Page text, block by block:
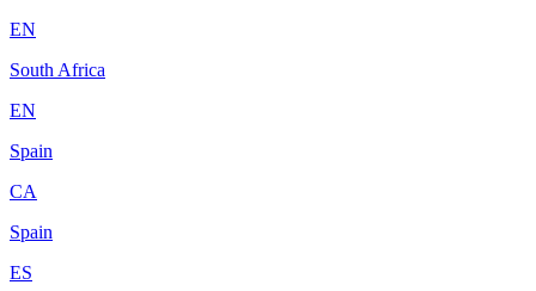
EN
South Africa
EN
Spain
CA
Spain
ES